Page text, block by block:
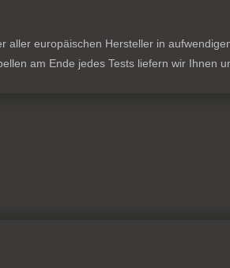
europäischen Hersteller in
am Ende jedes Tests liefern wir Ihnen